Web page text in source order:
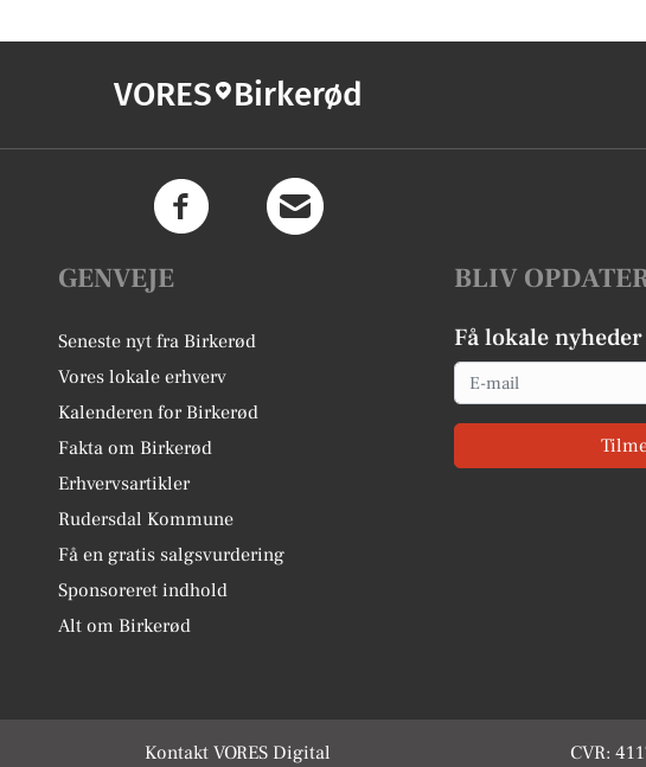
VORES Birkerød
GENVEJE
Seneste nyt fra Birkerød
Vores lokale erhverv
Kalenderen for Birkerød
Fakta om Birkerød
Erhvervsartikler
Rudersdal Kommune
Få en gratis salgsvurdering
Sponsoreret indhold
Alt om Birkerød
BLIV
Få lokale nyheder
Email
Kontakt VORES Digital CVR: